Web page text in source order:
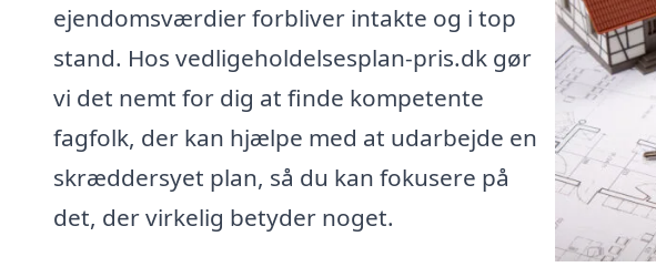
ejendomsværdier forbliver intakte og i top
stand. Hos vedligeholdelsesplan-pris.dk gør
vi det nemt for dig at finde kompetente
fagfolk, der kan hjælpe med at udarbejde en
skræddersyet plan, så du kan fokusere på
det, der virkelig betyder noget.